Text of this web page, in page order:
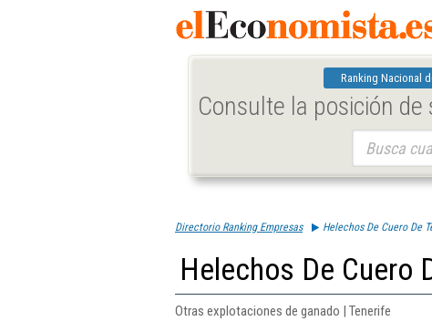
Ranking Nacional
Consulte la posición
Directorio Ranking Empresas Helechos De Cuero De
Helechos De Cuero
Otras explotaciones de ganado | Tenerife